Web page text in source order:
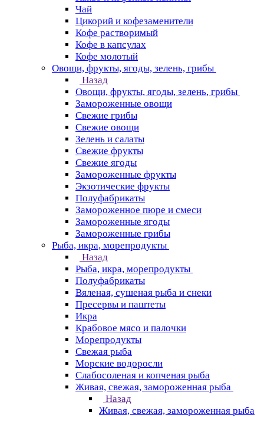
Чай
Цикорий и кофезаменители
Кофе растворимый
Кофе в капсулах
Кофе молотый
Овощи, фрукты, ягоды, зелень, грибы
Назад
Овощи, фрукты, ягоды, зелень, грибы
Замороженные овощи
Свежие грибы
Свежие овощи
Зелень и салаты
Свежие фрукты
Свежие ягоды
Замороженные фрукты
Экзотические фрукты
Полуфабрикаты
Замороженное пюре и смеси
Замороженные ягоды
Замороженные грибы
Рыба, икра, морепродукты
Назад
Рыба, икра, морепродукты
Полуфабрикаты
Вяленая, сушеная рыба и снеки
Пресервы и паштеты
Икра
Крабовое мясо и палочки
Морепродукты
Свежая рыба
Морские водоросли
Слабосоленая и копченая рыба
Живая, свежая, замороженная рыба
Назад
Живая, свежая, замороженная рыба